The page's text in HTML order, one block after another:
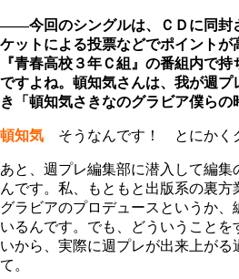
――今回のシングルは、ＣＤに同封
ケットによる投票などでポイントが
『青春高校３年Ｃ組』の番組内で
ですよね。頓知気さんは、我が週
き「頓知気さきなのグラビア僕らの
頓知気 そうなんです！ とにかく
あと、週プレ編集部に潜入して編
んです。私、もともと出版系の裏
グラビアのプロデュースというか、
いるんです。でも、どういうこと
いから、実際に週プレが出来上がる
て。